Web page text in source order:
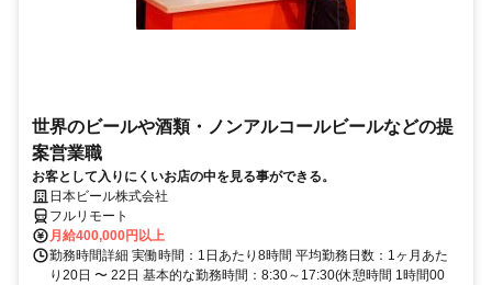
世界のビールや酒類・ノンアルコールビールなどの提
案営業職
お客として入りにくいお店の中を見る事ができる。
日本ビール株式会社
フルリモート
月給400,000円以上
勤務時間詳細 実働時間：1日あたり8時間 平均勤務日数：1ヶ月あた
り20日 〜 22日 基本的な勤務時間：8:30～17:30(休憩時間 1時間00